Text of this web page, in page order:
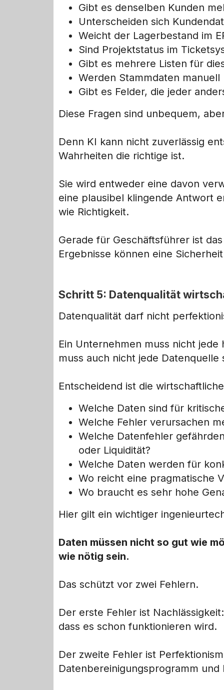
Gibt es denselben Kunden
Unterscheiden sich
Weicht der Lagerbestand im
Sind Projektstatus im
Gibt es mehrere Listen für
Werden Stammdaten
Gibt es Felder, die jeder
Diese Fragen sind unbequem,
Denn KI kann nicht zuverlässig
Wahrheiten die richtige ist.
Sie wird entweder eine davon
eine plausibel klingende Antwort
wie Richtigkeit.
Gerade für Geschäftsführer ist
Ergebnisse können eine
Schritt 5: Datenqualität
Datenqualität darf nicht
Ein Unternehmen muss nicht
muss auch nicht jede
Entscheidend ist die
Welche Daten sind für
Welche Fehler verursachen
Welche Datenfehler
oder Liquidität?
Welche Daten werden für
Wo reicht eine pragmatische
Wo braucht es sehr hohe
Hier gilt ein wichtiger
Daten müssen nicht so gut wie
wie nötig sein.
Das schützt vor zwei Fehlern.
Der erste Fehler ist
dass es schon funktionieren wird.
Der zweite Fehler ist
Datenbereinigungsprogramm